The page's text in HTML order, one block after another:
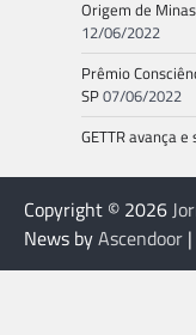
Origem de
12/06/2022
Prêmio
SP07/06/2022
GETTR avança
Copyright © 2026
News byAscendoor